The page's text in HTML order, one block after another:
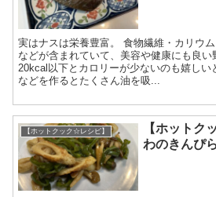
実はナスは栄養豊富。 食物繊維・カリウ
などが含まれていて、美容や健康にも良い
20kcal以下とカロリーが少ないのも嬉しい
などを作るとたくさん油を吸...
【ホットクック☆レシピ】
【ホットク
わのきんぴら